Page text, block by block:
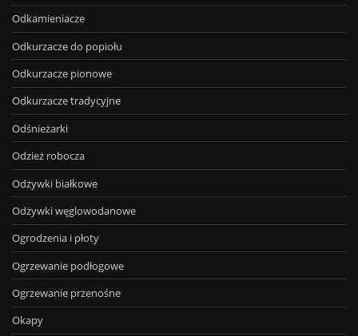
Odkamieniacze
Odkurzacze do popiołu
Odkurzacze pionowe
Odkurzacze tradycyjne
Odśnieżarki
Odzież robocza
Odżywki białkowe
Odżywki węglowodanowe
Ogrodzenia i płoty
Ogrzewanie podłogowe
Ogrzewanie przenośne
Okapy